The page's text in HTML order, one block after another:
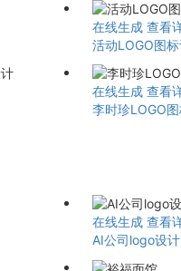
在线生成 查看
活动LOGO图
在线生成 查看
李时珍LOGO
在线生成 查看
AI公司logo设计